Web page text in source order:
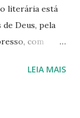
literária está
Deus, pela
com
deles, no
LEIA MAIS